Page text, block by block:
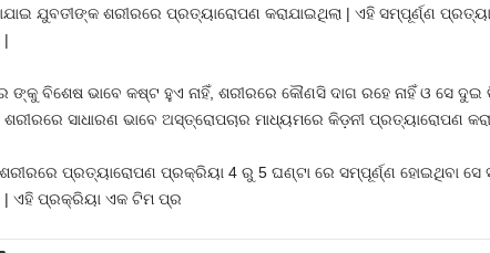
ଯୁବତୀଙ୍କ ଶରୀରରେ ପ୍ରତ୍ୟାରୋପଣ କରାଯାଇଥିଲା | ଏହି ସମ୍ପୂର୍ଣ୍ଣ
|
ଙ୍କୁ ବିଶେଷ ଭାବେ କଷ୍ଟ ହୁଏ ନାହିଁ, ଶରୀରରେ କୌଣସି ଦାଗ ରହେ ନାହିଁ ଓ ସେ
ସାଧାରଣ ଭାବେ ଅସ୍ତ୍ରୋପଚାର ମାଧ୍ୟମରେ କିଡ଼ନୀ ପ୍ରତ୍ୟାରୋପଣ
ପ୍ରତ୍ୟାରୋପଣ ପ୍ରକ୍ରିୟା 4 ରୁ 5 ଘଣ୍ଟା ରେ ସମ୍ପୂର୍ଣ୍ଣ ହୋଇଥିବା ସେ
| ଏହି ପ୍ରକ୍ରିୟା ଏକ ଟିମ ପ୍ର